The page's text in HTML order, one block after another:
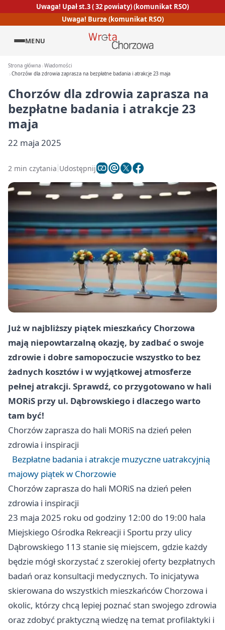
Uwaga! Upał st.3 ( 32 powiaty) (komunikat RSO)
Uwaga! Burze (komunikat RSO)
MENU
Strona główna Wiadomości
Chorzów dla zdrowia zaprasza na bezpłatne badania i atrakcje 23 maja
Chorzów dla zdrowia zaprasza na
bezpłatne badania i atrakcje 23
maja
22 maja 2025
2 min czytania Udostępnij
Już w najbliższy piątek mieszkańcy Chorzowa
mają niepowtarzalną okazję, by zadbać o swoje
zdrowie i dobre samopoczucie wszystko to bez
żadnych kosztów i w wyjątkowej atmosferze
pełnej atrakcji. Sprawdź, co przygotowano w hali
MORiS przy ul. Dąbrowskiego i dlaczego warto
tam być!
Chorzówzaprasza do hali MORiS na dzień pełen
zdrowia i inspiracji
Bezpłatne badania i atrakcje muzyczne uatrakcyjnią
majowy piątek w Chorzowie
Chorzówzaprasza do hali MORiS na dzień pełen
zdrowia i inspiracji
23 maja 2025 roku od godziny 12:00 do 19:00 hala
Miejskiego Ośrodka Rekreacji i Sportu przy ulicy
Dąbrowskiego 113 stanie się miejscem, gdzie każdy
będzie mógł skorzystać z szerokiej oferty bezpłatnych
badań oraz konsultacji medycznych. To inicjatywa
skierowana do wszystkich mieszkańców Chorzowa i
okolic, którzy chcą lepiej poznać stan swojego zdrowia
oraz zdobyć praktyczną wiedzę na temat profilaktyki i